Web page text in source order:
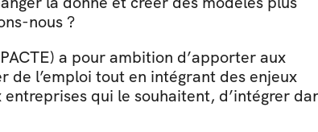
nous ?
a pour ambition d’apporter aux
de l’emploi tout en intégrant des enjeux
qui le souhaitent, d’intégrer